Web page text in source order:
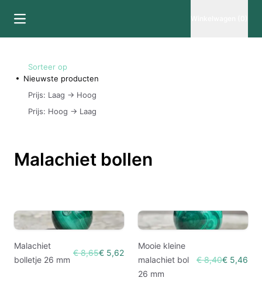
Sorteer op
Nieuwste producten
Prijs: Laag -> Hoog
Prijs: Hoog -> Laag
Malachiet bollen
Malachiet
bolletje 26 mm
€ 8,65€ 5,62
Mooie kleine
malachiet bol
26 mm
€ 8,40€ 5,46